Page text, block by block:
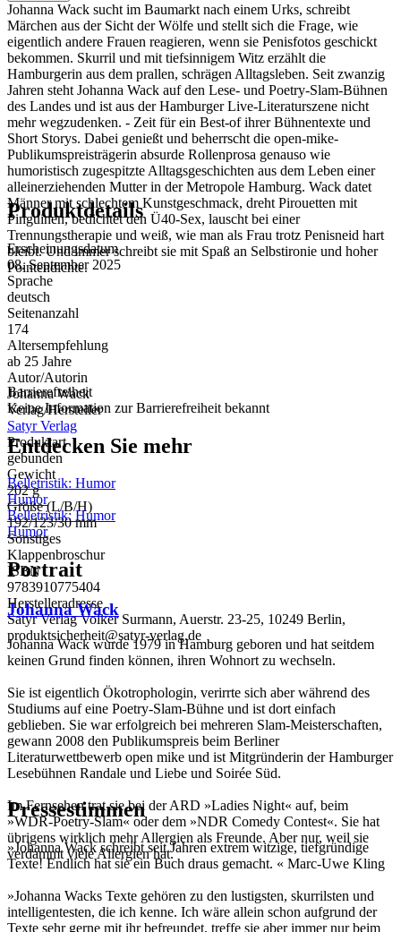
Johanna Wack sucht im Baumarkt nach einem Urks, schreibt
Märchen aus der Sicht der Wölfe und stellt sich die Frage, wie
eigentlich andere Frauen reagieren, wenn sie Penisfotos geschickt
bekommen. Skurril und mit tiefsinnigem Witz erzählt die
Hamburgerin aus dem prallen, schrägen Alltagsleben. Seit zwanzig
Jahren steht Johanna Wack auf den Lese- und Poetry-Slam-Bühnen
des Landes und ist aus der Hamburger Live-Literaturszene nicht
mehr wegzudenken. - Zeit für ein Best-of ihrer Bühnentexte und
Short Storys. Dabei genießt und beherrscht die open-mike-
Publikumspreisträgerin absurde Rollenprosa genauso wie
humoristisch zugespitzte Alltagsgeschichten aus dem Leben einer
alleinerziehenden Mutter in der Metropole Hamburg. Wack datet
Männer mit schlechtem Kunstgeschmack, dreht Pirouetten mit
Pinguinen, bedichtet den Ü40-Sex, lauscht bei einer
Trennungstherapie und weiß, wie man als Frau trotz Penisneid hart
bleibt. Und immer schreibt sie mit Spaß an Selbstironie und hoher
Pointendichte.
Produktdetails
Erscheinungsdatum
08. September 2025
Sprache
deutsch
Seitenanzahl
174
Altersempfehlung
ab 25 Jahre
Autor/Autorin
Johanna Wack
Verlag/Hersteller
Satyr Verlag
Produktart
gebunden
Gewicht
202 g
Größe (L/B/H)
192/123/30 mm
Sonstiges
Klappenbroschur
ISBN
9783910775404
Herstelleradresse
Satyr Verlag Volker Surmann, Auerstr. 23-25, 10249 Berlin,
produktsicherheit@satyr-verlag.de
Barrierefreiheit
Keine Information zur Barrierefreiheit bekannt
Entdecken Sie mehr
Belletristik: Humor
Humor
Belletristik: Humor
Humor
Portrait
Johanna Wack
Johanna Wack wurde 1979 in Hamburg geboren und hat seitdem
keinen Grund finden können, ihren Wohnort zu wechseln.
Sie ist eigentlich Ökotrophologin, ver­irrte sich aber während des
Studi­ums auf eine Poetry-Slam-Bühne und ist dort einfach
geblieben. Sie war erfolgreich bei mehreren Slam-Meis­ter­schaf­ten,
gewann 2008 den Publikumspreis beim Berliner
Literaturwettbewerb open mike und ist Mitgründerin der Hamburger
Lesebühnen Randale und Liebe und Soirée Süd.
Im Fernsehen trat sie bei der ARD »Ladies Night« auf, beim
»WDR-Poe­try-Slam« oder dem »NDR Comedy Contest«. Sie hat
übrigens wirklich mehr Allergien als Freunde. Aber nur, weil sie
verdammt viele Allergien hat.
Pressestimmen
»Johanna Wack schreibt seit Jahren extrem witzige, tiefgründige
Texte! End­lich hat sie ein Buch draus gemacht. « Marc-Uwe Kling
»Johanna Wacks Texte gehören zu den lustigsten, skurrilsten und
intelligentesten, die ich kenne. Ich wäre allein schon aufgrund der
Texte sehr gerne mit ihr befreundet, treffe sie aber immer nur beim